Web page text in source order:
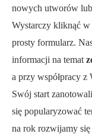
nowych utworów lub
Wystarczy kliknąć w
prosty formularz.
informacji na temat
a przy współpracy z
Swój start
się popularyzować
na rok rozwijamy